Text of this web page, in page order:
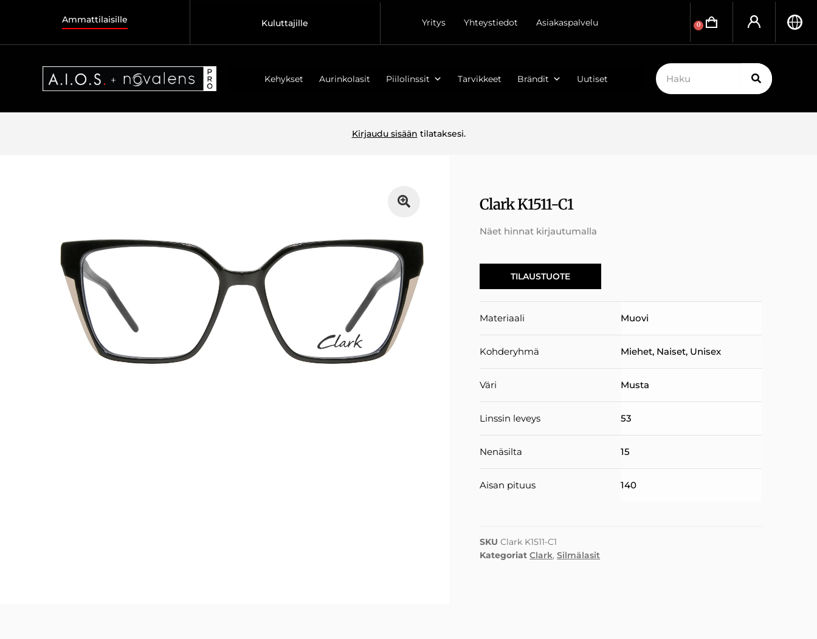
Ammattilaisille Kuluttajille Yritys Yhteystiedot Asiakaspalvelu 0
Kehykset Aurinkolasit Piilolinssit Tarvikkeet Brändit Uutiset
Kirjaudu sisään tilataksesi.
Clark K1511-C1
Näet hinnat kirjautumalla
TILAUSTUOTE
Materiaali Muovi
Kohderyhmä Miehet, Naiset, Unisex
Väri Musta
Linssin leveys 53
Nenäsilta 15
Aisan pituus 140
SKUClark K1511-C1
Kategoriat Clark,Silmälasit